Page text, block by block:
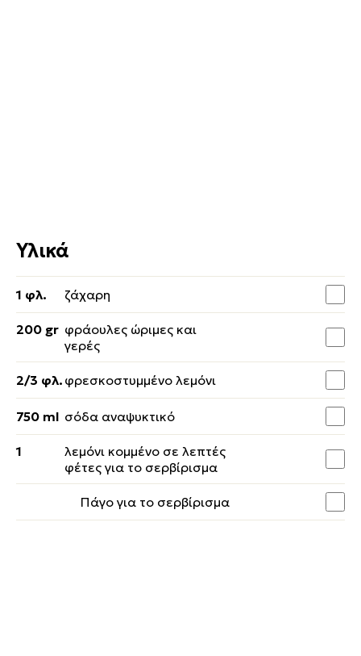
Υλικά
1 φλ. ζάχαρη
200 gr φράουλες ώριμες και
γερές
2/3 φλ. φρεσκοστυμμένο λεμόνι
750 ml σόδα αναψυκτικό
1
λεμόνι κομμένο σε λεπτές
φέτες για το σερβίρισμα
Πάγο για το σερβίρισμα